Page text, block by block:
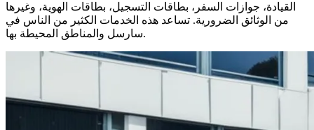
القيادة، جوازات السفر، بطاقات التسجيل، بطاقات الهوية، وغيرها
من الوثائق الضرورية. تساعد هذه الخدمات الكثير من الناس في
سارسل والمناطق المحيطة بها.